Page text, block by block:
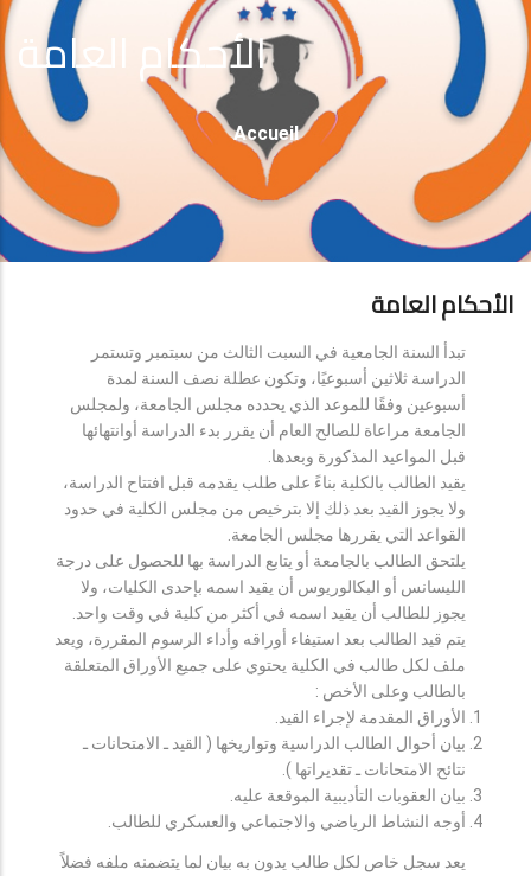
الأحكام العامة
Fil
D'Ariane
Accueil
الأحكام العامة
تبدأ السنة الجامعية في السبت الثالث من سبتمبر وتستمر
الدراسة ثلاثين أسبوعيًا، وتكون عطلة نصف السنة لمدة
أسبوعين وفقًا للموعد الذي يحدده مجلس الجامعة، ولمجلس
الجامعة مراعاة للصالح العام أن يقرر بدء الدراسة أوانتهائها
قبل المواعيد المذكورة وبعدها.
يقيد الطالب بالكلية بناءً على طلب يقدمه قبل افتتاح الدراسة،
ولا يجوز القيد بعد ذلك إلا بترخيص من مجلس الكلية في حدود
القواعد التي يقررها مجلس الجامعة.
يلتحق الطالب بالجامعة أو يتابع الدراسة بها للحصول على درجة
الليسانس أو البكالوريوس أن يقيد اسمه بإحدى الكليات، ولا
يجوز للطالب أن يقيد اسمه في أكثر من كلية في وقت واحد.
يتم قيد الطالب بعد استيفاء أوراقه وأداء الرسوم المقررة، ويعد
ملف لكل طالب في الكلية يحتوي على جميع الأوراق المتعلقة
بالطالب وعلى الأخص :
الأوراق المقدمة لإجراء القيد.
بيان أحوال الطالب الدراسية وتواريخها ( القيد ـ الامتحانات ـ
نتائح الامتحانات ـ تقديراتها ).
بيان العقوبات التأديبية الموقعة عليه.
أوجه النشاط الرياضي والاجتماعي والعسكري للطالب.
يعد سجل خاص لكل طالب يدون به بيان لما يتضمنه ملفه فضلاً